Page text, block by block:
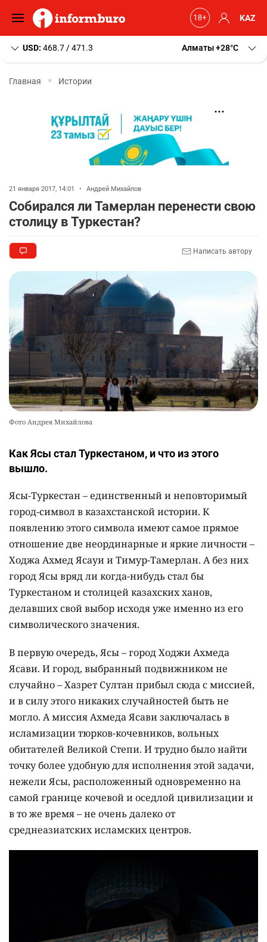
KAZ
USD: 468.7 / 471.3 Алматы+28 C
Главная Истории
21 января 2017, 14:01 • Андрей Михайлов
Собирался ли Тамерлан перенести свою
столицу в Туркестан?
Написать автору
Фото Андрея Михайлова
Как Ясы стал Туркестаном, и что из этого
вышло.
Ясы-Туркестан – единственный и неповторимый
город-символ в казахстанской истории. К
появлению этого символа имеют самое прямое
отношение две неординарные и яркие личности –
Ходжа Ахмед Ясауи и Тимур-Тамерлан. А без них
город Ясы вряд ли когда-нибудь стал бы
Туркестаном и столицей казахских ханов,
делавших свой выбор исходя уже именно из его
символического значения.
В первую очередь, Ясы – город Ходжи Ахмеда
Ясави. И город, выбранный подвижником не
случайно – Хазрет Султан прибыл сюда с миссией,
и в силу этого никаких случайностей быть не
могло. А миссия Ахмеда Ясави заключалась в
исламизации тюрков-кочевников, вольных
обитателей Великой Степи. И трудно было найти
точку более удобную для исполнения этой задачи,
нежели Ясы, расположенный одновременно на
самой границе кочевой и оседлой цивилизации и
в то же время – не очень далеко от
среднеазиатских исламских центров.